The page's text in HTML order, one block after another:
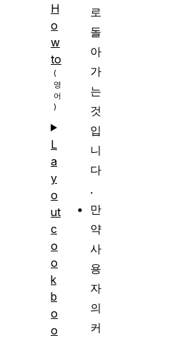
로
돌
아
가
는
것
입
니
다
.
만
약
사
용
자
의
커
H
o
w
to
L
a
y
o
ut
c
o
o
k
b
o
o